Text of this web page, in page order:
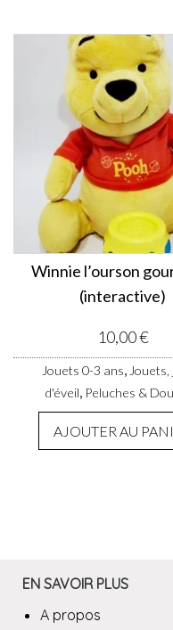
Winnie l’ourson
(interactive)
10,00€
Jouets 0-3 ans,
d'éveil, Peluches &
AJOUTER AU
EN SAVOIR PLUS
A propos